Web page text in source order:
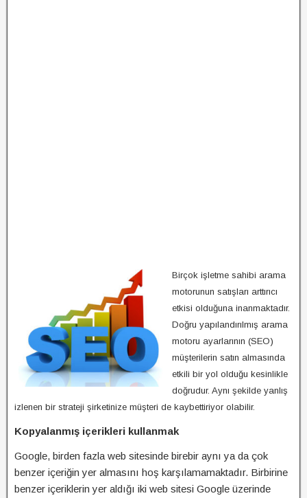
Birçok işletme sahibi arama
motorunun satışları arttırıcı
etkisi olduğuna inanmaktadır.
Doğru yapılandırılmış arama
motoru ayarlarının (SEO)
müşterilerin satın almasında
etkili bir yol olduğu kesinlikle
doğrudur. Aynı şekilde yanlış
izlenen bir strateji şirketinize müşteri de kaybettiriyor olabilir.
Kopyalanmış içerikleri kullanmak
Google, birden fazla web sitesinde birebir aynı ya da çok
benzer içeriğin yer almasını hoş karşılamamaktadır. Birbirine
benzer içeriklerin yer aldığı iki web sitesi Google üzerinde